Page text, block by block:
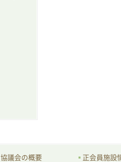
協議会の概要 正会員施設